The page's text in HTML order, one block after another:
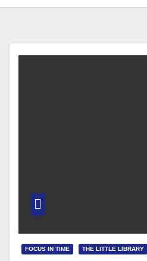
FOCUS IN TIME THE LITTLE LIBRARY